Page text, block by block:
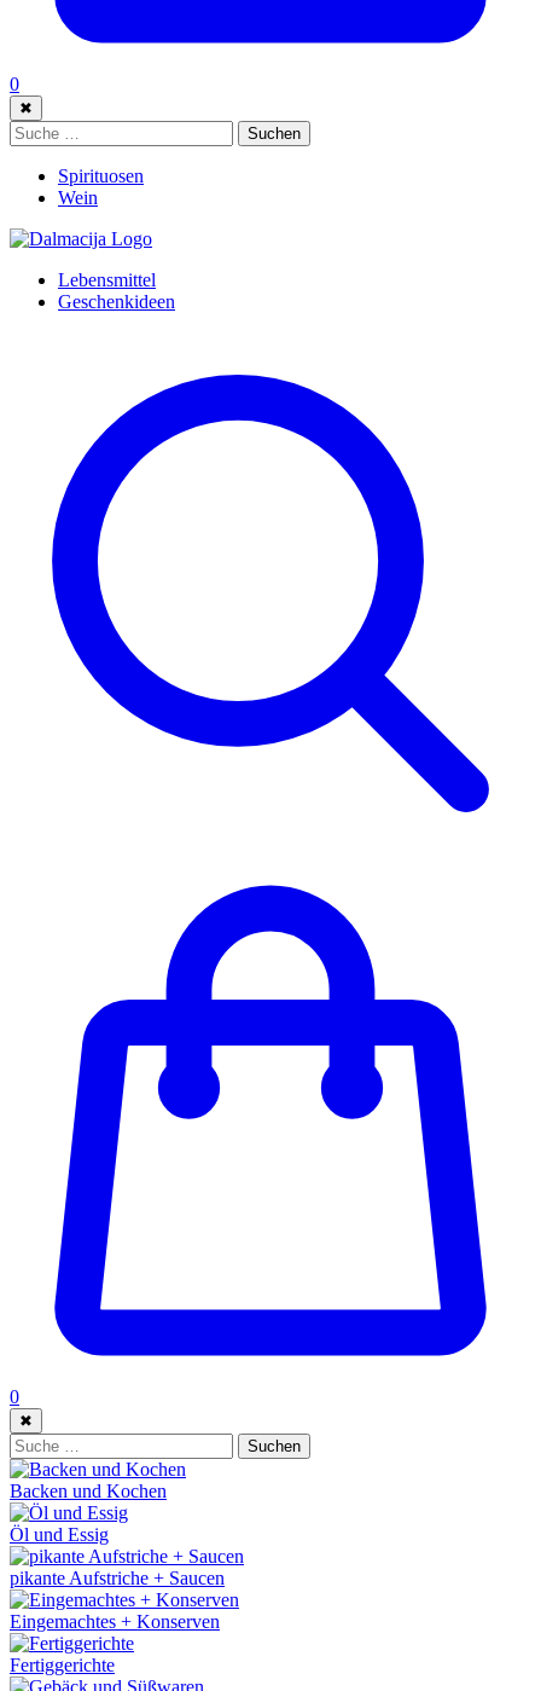
0
✖
Suche: Suchen
Spirituosen
Wein
Lebensmittel
Geschenkideen
0
✖
Suche: Suchen
Backen und Kochen
Öl und Essig
pikante Aufstriche + Saucen
Eingemachtes + Konserven
Fertiggerichte